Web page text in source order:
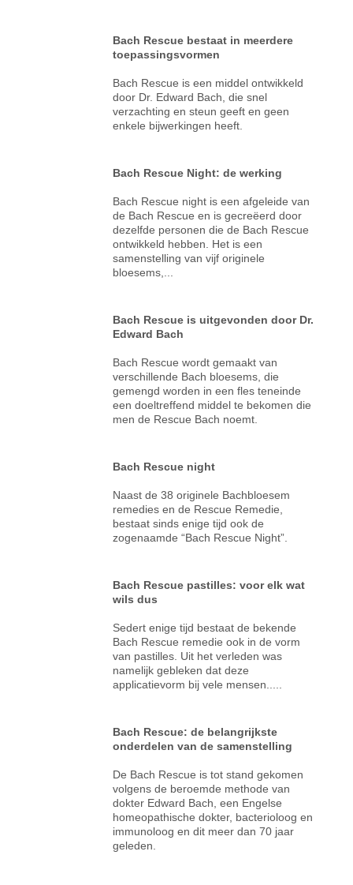
Bach Rescue bestaat in meerdere
toepassingsvormen
Bach Rescue is een middel ontwikkeld
door Dr. Edward Bach, die snel
verzachting en steun geeft en geen
enkele bijwerkingen heeft.
Bach Rescue Night: de werking
Bach Rescue night is een afgeleide van
de Bach Rescue en is gecreëerd door
dezelfde personen die de Bach Rescue
ontwikkeld hebben. Het is een
samenstelling van vijf originele
bloesems,...
Bach Rescue is uitgevonden door Dr.
Edward Bach
Bach Rescue wordt gemaakt van
verschillende Bach bloesems, die
gemengd worden in een fles teneinde
een doeltreffend middel te bekomen die
men de Rescue Bach noemt.
Bach Rescue night
Naast de 38 originele Bachbloesem
remedies en de Rescue Remedie,
bestaat sinds enige tijd ook de
zogenaamde “Bach Rescue Night”.
Bach Rescue pastilles: voor elk wat
wils dus
Sedert enige tijd bestaat de bekende
Bach Rescue remedie ook in de vorm
van pastilles. Uit het verleden was
namelijk gebleken dat deze
applicatievorm bij vele mensen.....
Bach Rescue: de belangrijkste
onderdelen van de samenstelling
De Bach Rescue is tot stand gekomen
volgens de beroemde methode van
dokter Edward Bach, een Engelse
homeopathische dokter, bacterioloog en
immunoloog en dit meer dan 70 jaar
geleden.